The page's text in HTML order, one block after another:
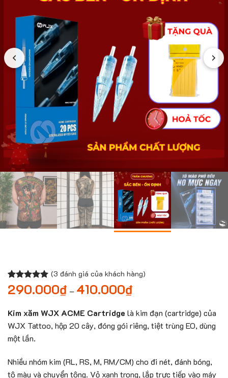
5.00trên 5
dựa trên
2
(3 đánh giá của khách hàng)
290.000₫– 410.000₫Khoảng
290.000₫
đến
410.000₫
Kim xăm WJX ACME Cartridge là kim đạn (cartridge) của
WJX Tattoo, hộp 20 cây, đóng gói riêng, tiệt trùng EO, dùng
một lần.
Nhiều nhóm kim (RL, RS, M, RM/CM) cho đi nét, đánh bóng,
tô màu và chuyển tông. Vỏ xanh trong, lắp trực tiếp vào máy